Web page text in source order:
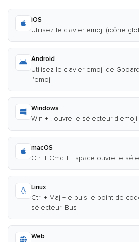
iOS
Utilisez le clavier emoji (icône
Android
Utilisez le clavier emoji de
l'emoji
Windows
Win + . ouvre le sélecteur d'emoji
macOS
Ctrl + Cmd + Espace ouvre le
Linux
Ctrl + Maj + e puis le point de
sélecteur IBus
Web